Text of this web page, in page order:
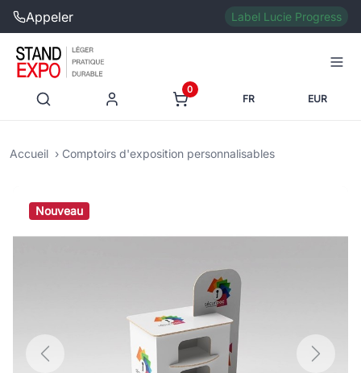
Appeler Label Lucie Progress
0
FR EUR
Accueil Comptoirs d'exposition personnalisables
Nouveau
Previous Next